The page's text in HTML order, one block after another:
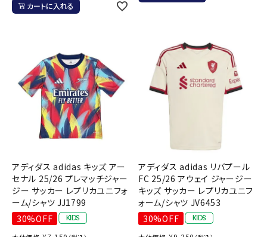
カートに入れる
アディダス adidas キッズ アー
セナル 25/26 プレマッチジャー
ジー サッカー レプリカユニフォ
ーム/シャツ JJ1799
30%OFF
アディダス adidas リバプール
FC 25/26 アウェイ ジャージー
キッズ サッカー レプリカユニフ
ォーム/シャツ JV6453
30%OFF